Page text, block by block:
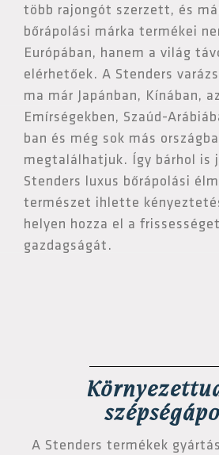
több rajongót szerzett, és
bőrápolási márka termékei
Európában, hanem a világ
elérhetőek. A Stenders
ma már Japánban, Kínában,
Emírségekben, Szaúd-
ban és még sok más
megtalálhatjuk. Így bárhol is
Stenders luxus bőrápolási
természet ihlette
helyen hozza el a
gazdagságát.
A Stenders termékek